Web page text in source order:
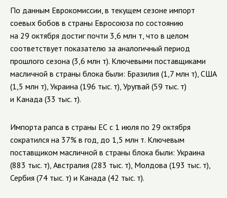
По данным Еврокомиссии, в текущем сезоне импорт
соевых бобов в страны Евросоюза по состоянию
на 29 октября достиг почти 3,6 млн т, что в целом
соответствует показателю за аналогичный период
прошлого сезона (3,6 млн т). Ключевыми поставщиками
масличной в страны блока были: Бразилия (1,7 млн т), США
(1,5 млн т), Украина (196 тыс. т), Уругвай (59 тыс. т)
и Канада (33 тыс. т).
Импорта рапса в страны ЕС с 1 июля по 29 октября
сократился на 37% в год, до 1,5 млн т. Ключевым
поставщиком масличной в страны блока были: Украина
(883 тыс. т), Австралия (283 тыс. т), Молдова (193 тыс. т),
Сербия (74 тыс. т) и Канада (42 тыс. т).